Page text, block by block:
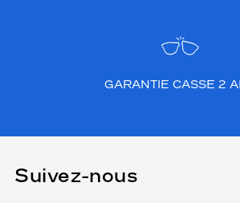
GARANTIE CASSE 2
Suivez-nous